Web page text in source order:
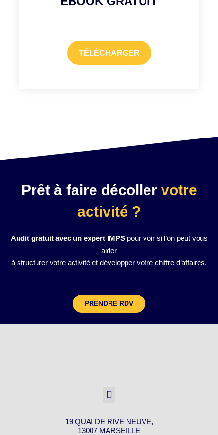
TÉLÉCHARGER
Prêt à faire décoller votre
activité ?
Audit gratuit avec un expert IMPSpour voir si l’on peut vous
aider
à structurer votre activité et développer votre chiffre d’affaires.
PRENDRE RDV
19 QUAI DE RIVE NEUVE,
13007 MARSEILLE